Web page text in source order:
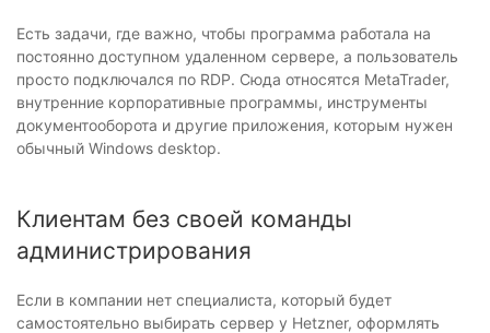
Есть задачи, где важно, чтобы программа работала на
постоянно доступном удаленном сервере, а пользователь
просто подключался по RDP. Сюда относятся MetaTrader,
внутренние корпоративные программы, инструменты
документооборота и другие приложения, которым нужен
обычный Windows desktop.
Клиентам без своей команды
администрирования
Если в компании нет специалиста, который будет
самостоятельно выбирать сервер у Hetzner, оформлять